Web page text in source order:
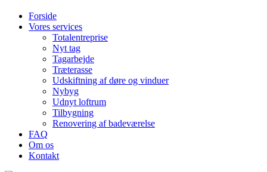
Forside
Vores services
Totalentreprise
Nyt tag
Tagarbejde
Træterasse
Udskiftning af døre og vinduer
Nybyg
Udnyt loftrum
Tilbygning
Renovering af badeværelse
FAQ
Om os
Kontakt